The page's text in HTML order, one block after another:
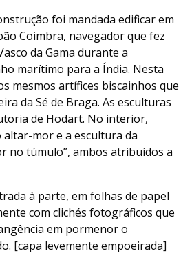
foi mandada edificar em
Coimbra, navegador que fez
da Gama durante a
marítimo para a Índia. Nesta
mesmos artífices biscainhos que
da Sé de Braga. As esculturas
de Hodart. No interior,
altar-mor e a escultura da
no túmulo”, ambos atribuídos a
à parte, em folhas de papel
com clichés fotográficos que
em pormenor o
[capa levemente empoeirada]